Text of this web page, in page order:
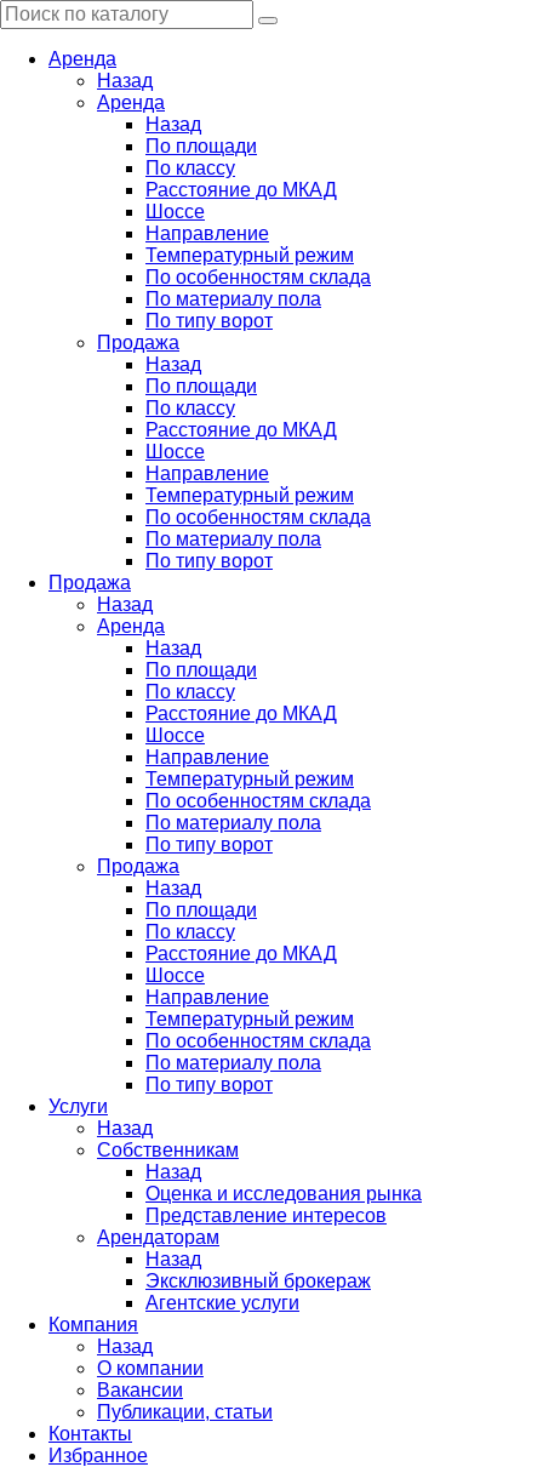
Аренда
Назад
Аренда
Назад
По площади
По классу
Расстояние до МКАД
Шоссе
Направление
Температурный режим
По особенностям склада
По материалу пола
По типу ворот
Продажа
Назад
По площади
По классу
Расстояние до МКАД
Шоссе
Направление
Температурный режим
По особенностям склада
По материалу пола
По типу ворот
Продажа
Назад
Аренда
Назад
По площади
По классу
Расстояние до МКАД
Шоссе
Направление
Температурный режим
По особенностям склада
По материалу пола
По типу ворот
Продажа
Назад
По площади
По классу
Расстояние до МКАД
Шоссе
Направление
Температурный режим
По особенностям склада
По материалу пола
По типу ворот
Услуги
Назад
Собственникам
Назад
Оценка и исследования рынка
Представление интересов
Арендаторам
Назад
Эксклюзивный брокераж
Агентские услуги
Компания
Назад
О компании
Вакансии
Публикации, статьи
Контакты
Избранное